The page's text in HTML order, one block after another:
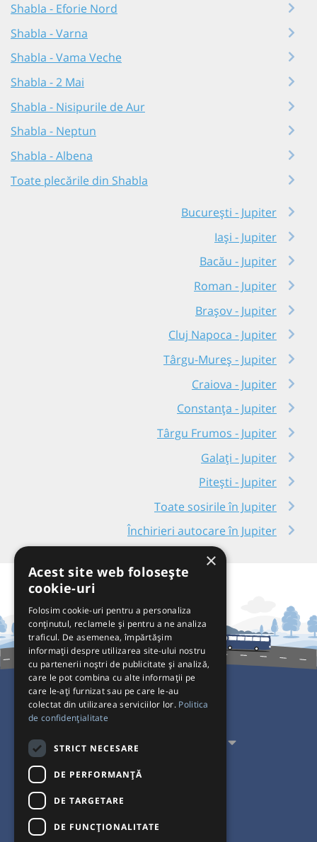
Shabla - Eforie Nord
Shabla - Varna
Shabla - Vama Veche
Shabla - 2 Mai
Shabla - Nisipurile de Aur
Shabla - Neptun
Shabla - Albena
Toate plecările din Shabla
București - Jupiter
Iași - Jupiter
Bacău - Jupiter
Roman - Jupiter
Brașov - Jupiter
Cluj Napoca - Jupiter
Târgu-Mureș - Jupiter
Craiova - Jupiter
Constanța - Jupiter
Târgu Frumos - Jupiter
Galați - Jupiter
Pitești - Jupiter
Toate sosirile în Jupiter
Închirieri autocare în Jupiter
Pentru Călători
Pentru Transportatori
Interacționăm
Acceptăm plăți cu
×
Acest site web folosește
cookie-uri
Folosim cookie-uri pentru a personaliza
conținutul, reclamele și pentru a ne analiza
traficul. De asemenea, împărtășim
informații despre utilizarea site-ului nostru
cu partenerii noștri de publicitate și analiză,
care le pot combina cu alte informații pe
care le-ați furnizat sau pe care le-au
colectat din utilizarea serviciilor lor. Politica
de confidențialitate
STRICT NECESARE
DE PERFORMANȚĂ
DE TARGETARE
DE FUNCŢIONALITATE